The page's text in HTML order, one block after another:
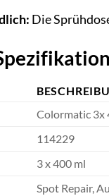
Die
Colormatic 3x
114229
3 x 400 ml
Spot Repair,